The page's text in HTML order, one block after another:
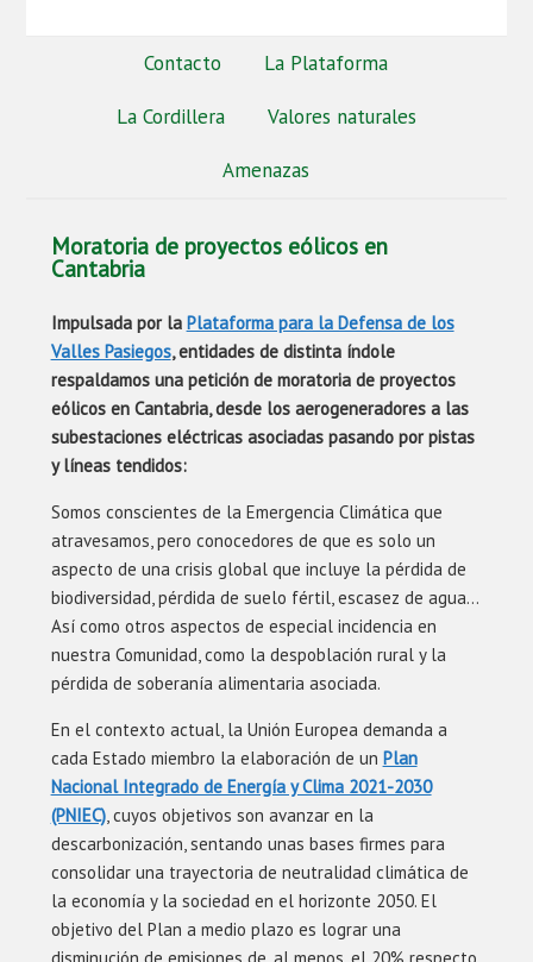
Contacto La Plataforma
La Cordillera Valores naturales
Amenazas
Moratoria de proyectos eólicos en
Cantabria
Impulsada por la Plataforma para la Defensa de los
Valles Pasiegos, entidades de distinta índole
respaldamos una petición de moratoria de proyectos
eólicos en Cantabria, desde los aerogeneradores a las
subestaciones eléctricas asociadas pasando porpistas
y líneas tendidos:
Somos conscientes de la Emergencia Climática que
atravesamos, pero conocedores de que es solo un
aspecto de una crisis global que incluye la pérdida de
biodiversidad, pérdida de suelo fértil, escasez de agua…
Así como otros aspectos de especial incidencia en
nuestra Comunidad, como la despoblación rural y la
pérdida de soberanía alimentaria asociada.
En el contexto actual, la Unión Europea demanda a
cada Estado miembro la elaboración de un Plan
Nacional Integrado de Energía y Clima 2021-2030
(PNIEC), cuyos objetivos son avanzar en la
descarbonización, sentando unas bases firmes para
consolidar una trayectoria de neutralidad climática de
la economía y la sociedad en el horizonte 2050. El
objetivo del Plan a medio plazo es lograr una